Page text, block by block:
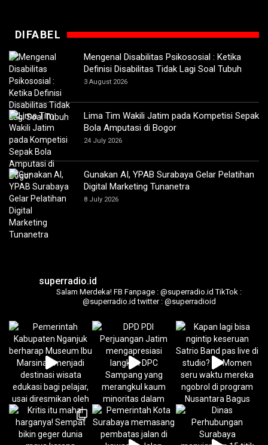
DIFABEL
Mengenal Disabilitas Psikososial : Ketika
Definisi Disabilitas Tidak Lagi Soal Tubuh
3 August 2026
Lima Tim Wakili Jatim pada Kompetisi Sepak
Bola Amputasi di Bogor
24 July 2026
Gunakan AI, YPAB Surabaya Gelar Pelatihan
Digital Marketing Tunanetra
8 July 2026
superradio.id
Salam Merdeka! FB Fanpage : @superradio.id TikTok :
@superradio.id twitter : @superradioid